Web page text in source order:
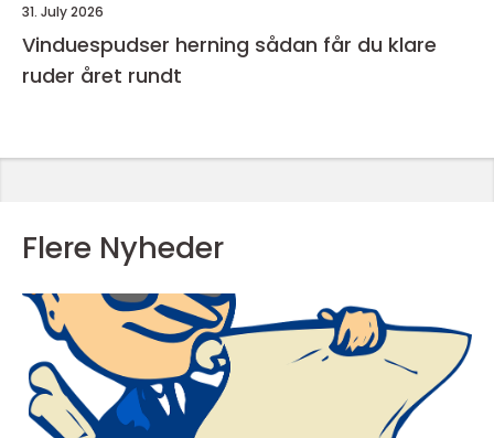
31. July 2026
Vinduespudser herning sådan får du klare
ruder året rundt
Flere Nyheder